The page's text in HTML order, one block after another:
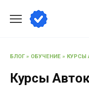
БЛОГ» ОБУЧЕНИЕ » КУРСЫ
Курсы